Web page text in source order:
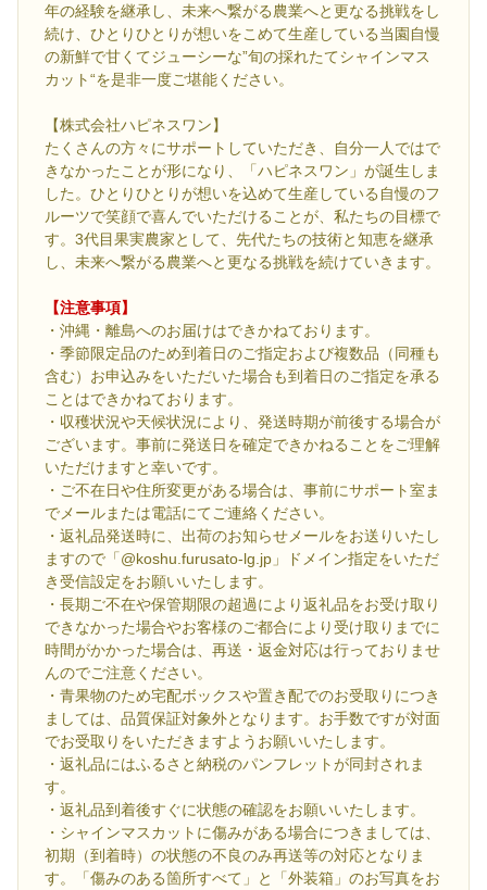
年の経験を継承し、未来へ繋がる農業へと更なる挑戦をし
続け、ひとりひとりが想いをこめて生産している当園自慢
の新鮮で甘くてジューシーな”旬の採れたてシャインマス
カット“を是非一度ご堪能ください。
【株式会社ハピネスワン】
たくさんの方々にサポートしていただき、自分一人ではで
きなかったことが形になり、「ハピネスワン」が誕生しま
した。ひとりひとりが想いを込めて生産している自慢のフ
ルーツで笑顔で喜んでいただけることが、私たちの目標で
す。3代目果実農家として、先代たちの技術と知恵を継承
し、未来へ繋がる農業へと更なる挑戦を続けていきます。
【注意事項】
・沖縄・離島へのお届けはできかねております。
・季節限定品のため到着日のご指定および複数品（同種も
含む）お申込みをいただいた場合も到着日のご指定を承る
ことはできかねております。
・収穫状況や天候状況により、発送時期が前後する場合が
ございます。事前に発送日を確定できかねることをご理解
いただけますと幸いです。
・ご不在日や住所変更がある場合は、事前にサポート室ま
でメールまたは電話にてご連絡ください。
・返礼品発送時に、出荷のお知らせメールをお送りいたし
ますので「@koshu.furusato-lg.jp」ドメイン指定をいただ
き受信設定をお願いいたします。
・長期ご不在や保管期限の超過により返礼品をお受け取り
できなかった場合やお客様のご都合により受け取りまでに
時間がかかった場合は、再送・返金対応は行っておりませ
んのでご注意ください。
・青果物のため宅配ボックスや置き配でのお受取りにつき
ましては、品質保証対象外となります。お手数ですが対面
でお受取りをいただきますようお願いいたします。
・返礼品にはふるさと納税のパンフレットが同封されま
す。
・返礼品到着後すぐに状態の確認をお願いいたします。
・シャインマスカットに傷みがある場合につきましては、
初期（到着時）の状態の不良のみ再送等の対応となりま
す。「傷みのある箇所すべて」と「外装箱」のお写真をお